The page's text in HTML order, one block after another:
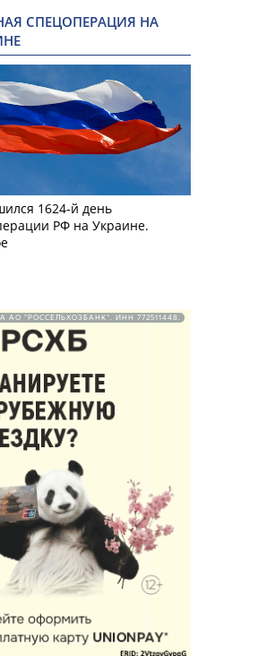
СПЕЦОПЕРАЦИЯ НА
1624-й день
РФ на Украине.
АО "РОССЕЛЬХОЗБАНК". ИНН 772511448.